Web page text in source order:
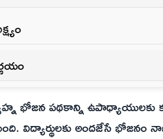
భోజన పథకాన్ని
విద్యార్థులకు అందజేసే